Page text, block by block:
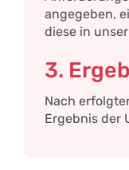
angegeben,
diese in
3.
Nach
Ergebnis der